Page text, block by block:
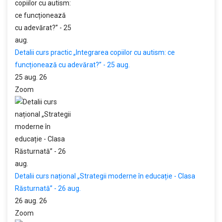
Detalii curs practic „Integrarea copiilor cu autism: ce
funcționează cu adevărat?” - 25 aug.
25 aug. 26
Zoom
Detalii curs național „Strategii moderne în educație - Clasa
Răsturnată” - 26 aug.
26 aug. 26
Zoom